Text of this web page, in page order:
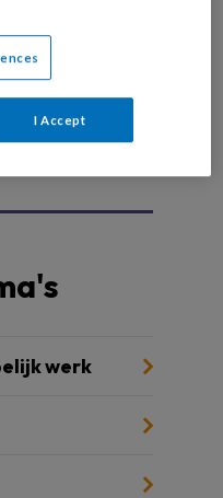
met of zonder
zijn van
werk
I Accept